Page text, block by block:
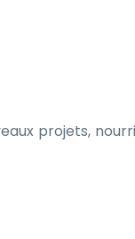
projets,